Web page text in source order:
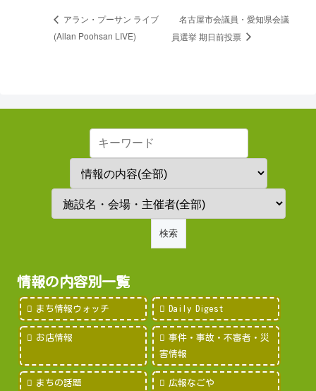
アラン・プーサン ライブ
(Allan Poohsan LIVE)
名古屋市会議員・愛知県会議
員選挙 期日前投票
情報の内容別一覧
まち情報ウォッチ Daily Digest
お店情報
事件・事故・不審者・災
害情報
まちの話題 広報なごや